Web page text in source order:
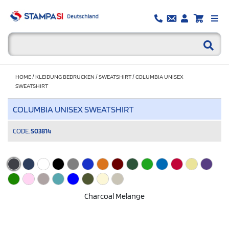
HOME/KLEIDUNG BEDRUCKEN /SWEATSHIRT/COLUMBIA UNISEX
SWEATSHIRT
COLUMBIA UNISEX SWEATSHIRT
CODE. S03814
Charcoal Melange